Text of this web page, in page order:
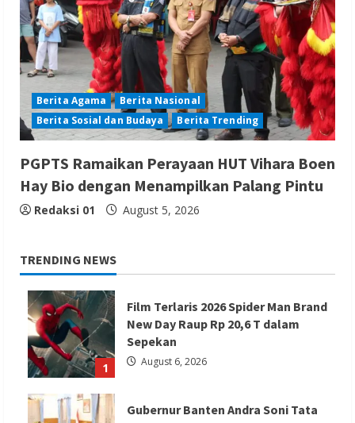
Berita Agama
Berita Nasional
Berita Sosial dan Budaya
Berita Trending
PGPTS Ramaikan Perayaan HUT Vihara Boen
Hay Bio dengan Menampilkan Palang Pintu
Redaksi 01 August 5, 2026
TRENDING NEWS
1
Film Terlaris 2026 Spider Man Brand
New Day Raup Rp 20,6 T dalam
Sepekan
August 6, 2026
Gubernur Banten Andra Soni Tata